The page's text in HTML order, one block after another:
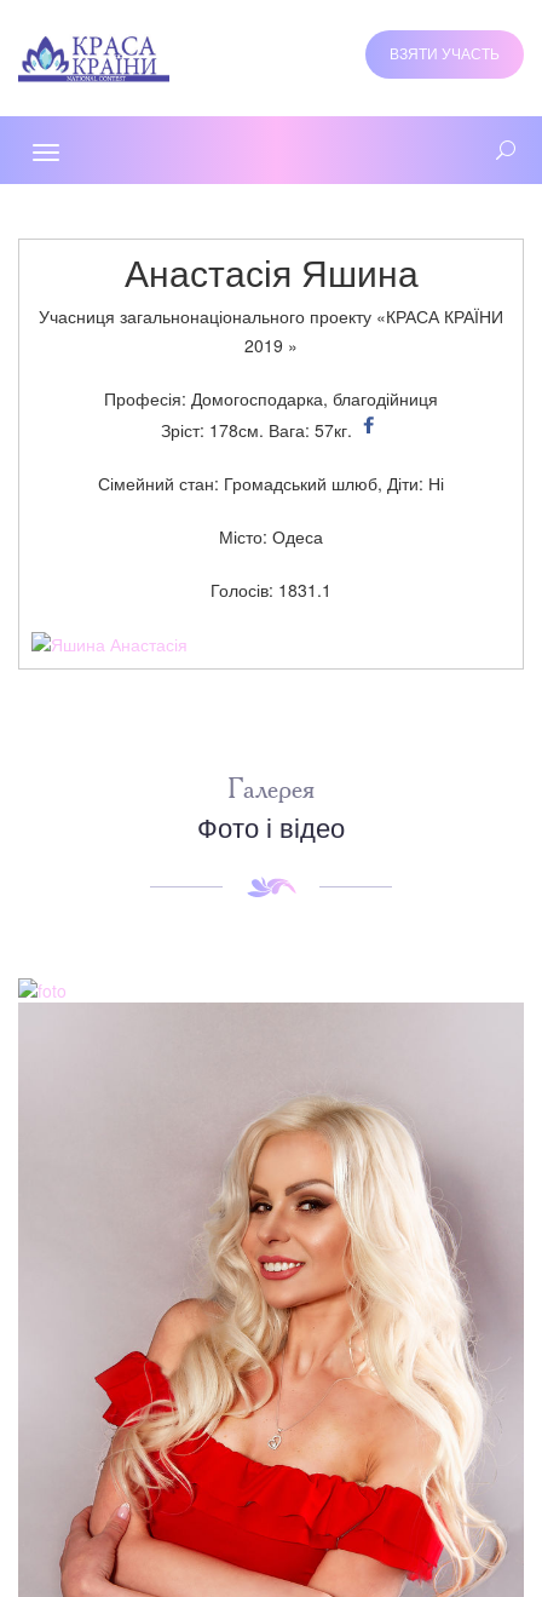
ВЗЯТИ УЧАСТЬ
Toggle
Анастасія Яшина
Учасниця загальнонаціонального проекту «КРАСА КРАЇНИ
2019 »
Професія: Домогосподарка, благодійниця
Зріст: 178см. Вага: 57кг.
Сімейний стан: Громадський шлюб, Діти: Ні
Місто: Одеса
Голосів: 1831.1
Галерея
Фото і відео